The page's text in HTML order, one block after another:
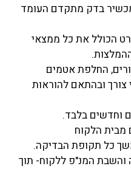
בדק מתקדם העומד
הכולל את כל ממצאי
החלפת אטמים
ובהתאם להוראות
וחדשים בלבד.
מבית הלקוח
כל תקופת הבדיקה.
והשבת המנ"פ ללקוח- תוך